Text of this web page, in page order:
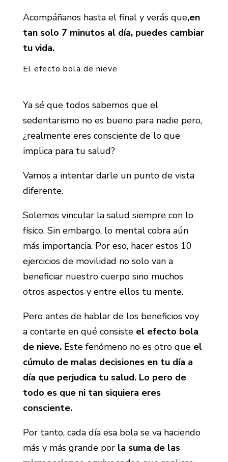
Acompáñanos hasta el final y verás que,en
tan solo 7 minutos al día, puedes cambiar
tu vida.
El efecto bola de nieve
Ya sé que todos sabemos que el
sedentarismo no es bueno para nadie pero,
¿realmente eres consciente de lo que
implica para tu salud?
Vamos a intentar darle un punto de vista
diferente.
Solemos vincular la salud siempre con lo
físico. Sin embargo, lo mental cobra aún
más importancia. Por eso, hacer estos 10
ejercicios de movilidad no solo van a
beneficiar nuestro cuerpo sino muchos
otros aspectos y entre ellos tu mente.
Pero antes de hablar de los beneficios voy
a contarte en qué consiste el efecto bola
de nieve.Este fenómeno no es otro que el
cúmulo de malas decisiones en tu día a
día que perjudica tu salud. Lo pero de
todo es que ni tan siquiera eres
consciente.
Por tanto, cada día esa bola se va haciendo
más y más grande por la suma de las